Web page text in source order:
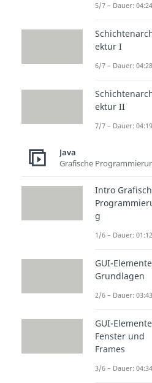
Das können
indem wir
zusätzlich
Komponente
platziert
Grid-
zur
Als drittes
GridLayout,
Programm
die
das einer
5/7 – Dauer: 04:24
ektur I
6/7 – Dauer: 04:28
ektur II
7/7 – Dauer: 04:19
Java
Grafische
Intro
g
1/6 – Dauer: 01:12
GUI-
Grundlagen
2/6 – Dauer: 03:43
GUI-
Fenster und
Frames
3/6 – Dauer: 04:34